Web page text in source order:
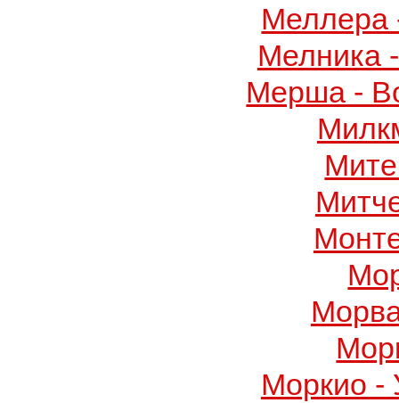
Меллера
Мелника
Мерша -
Моркио -